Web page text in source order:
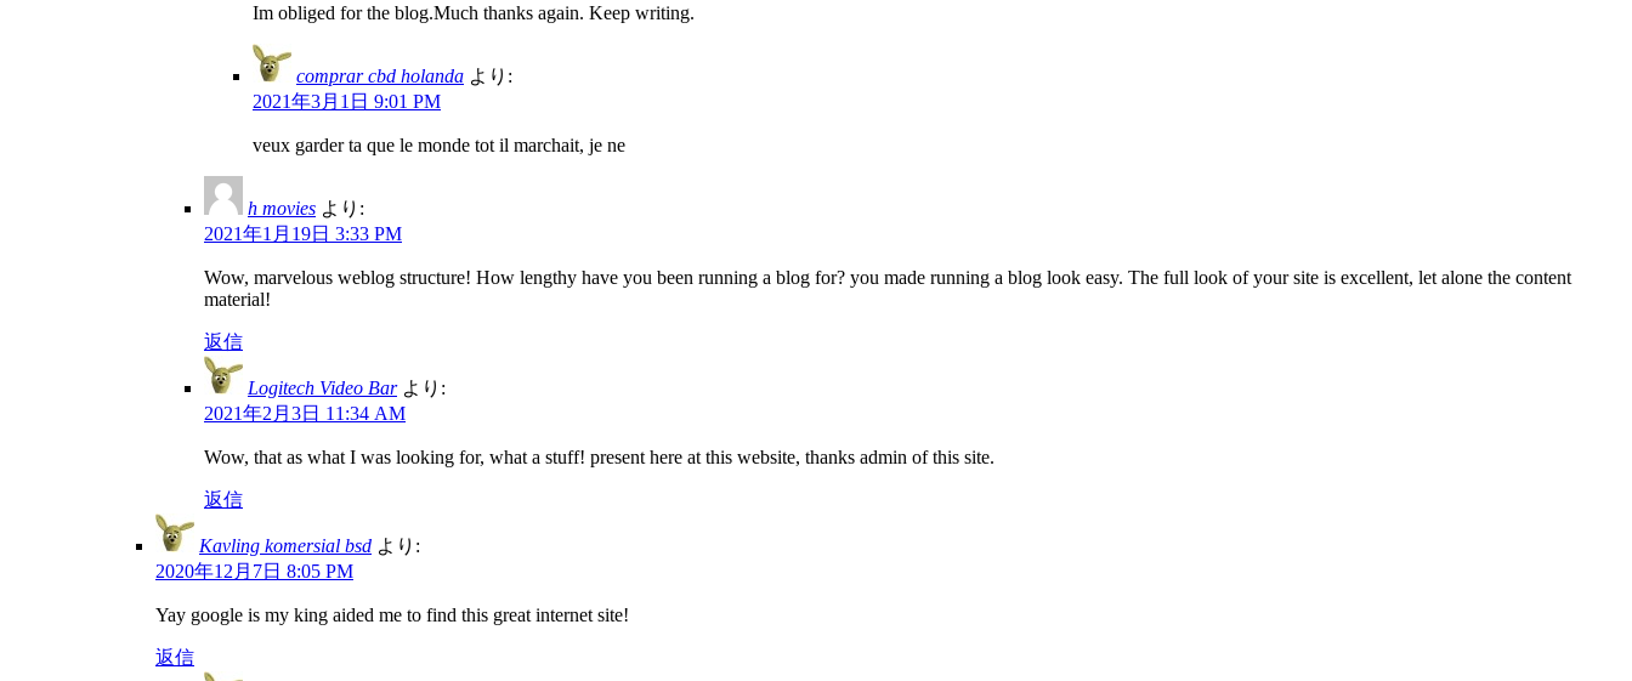
Im obliged for the blog.Much thanks again. Keep writing.
comprar cbd holanda より:
2021年3月1日 9:01 PM
veux garder ta que le monde tot il marchait, je ne
h movies より:
2021年1月19日 3:33 PM
Wow, marvelous weblog structure! How lengthy have you been running a blog for? you made running a blog look easy. The full look of your site is excellent, let alone the content
material!
返信
Logitech Video Bar より:
2021年2月3日 11:34 AM
Wow, that as what I was looking for, what a stuff! present here at this website, thanks admin of this site.
返信
Kavling komersial bsd より:
2020年12月7日 8:05 PM
Yay google is my king aided me to find this great internet site!
返信